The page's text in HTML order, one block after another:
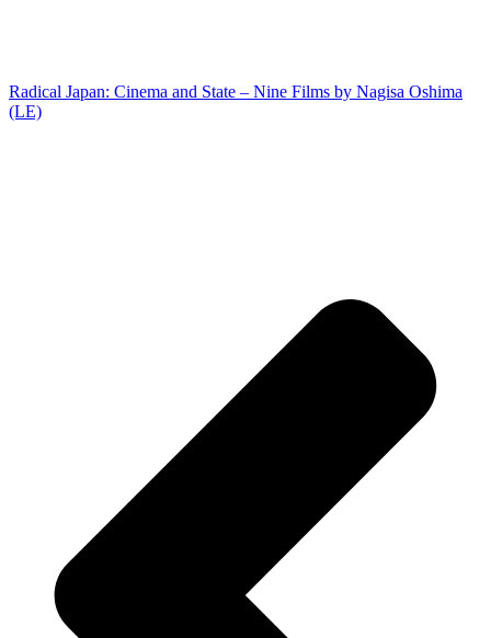
Radical Japan: Cinema and State – Nine Films by Nagisa Oshima
(LE)